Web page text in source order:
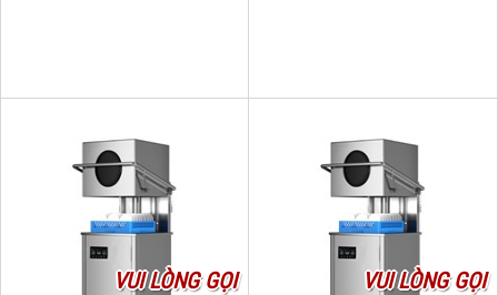
VUI LÒNG GỌI VUI LÒNG GỌI